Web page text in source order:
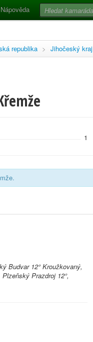
Nápověda
republika > Jihočeský kraj
1
Budvar 12° Kroužkovaný,
Prazdroj 12°,